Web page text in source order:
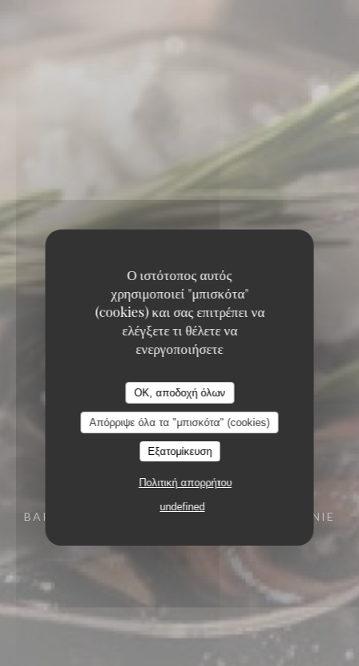
Ο ιστότοπος αυτός
χρησιμοποιεί "μπισκότα"
(cookies) και σας επιτρέπει να
ελέγξετε τι θέλετε να
ενεργοποιήσετε
OK, αποδοχή όλων
Απόρριψε όλα τα "μπισκότα" (cookies)
Εξατομίκευση
Πολιτική απορρήτου
undefined
BAR RESTAURANT
15 RUE DES FRÈRES BONIE